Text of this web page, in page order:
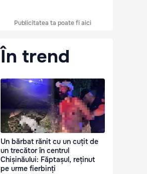
Publicitatea ta poate fi aici
În trend
Un bărbat rănit cu un cuțit de
un trecător în centrul
Chișinăului: Făptașul, reținut
pe urme fierbinți